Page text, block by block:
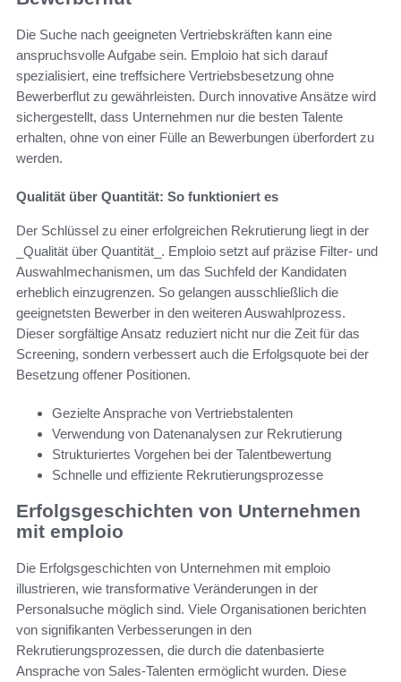
Die Suche nach geeigneten Vertriebskräften kann eine
anspruchsvolle Aufgabe sein. Emploio hat sich darauf
spezialisiert, eine treffsichere Vertriebsbesetzung ohne
Bewerberflut zu gewährleisten. Durch innovative Ansätze wird
sichergestellt, dass Unternehmen nur die besten Talente
erhalten, ohne von einer Fülle an Bewerbungen überfordert zu
werden.
Qualität über Quantität: So funktioniert es
Der Schlüssel zu einer erfolgreichen Rekrutierung liegt in der
_Qualität über Quantität_. Emploio setzt auf präzise Filter- und
Auswahlmechanismen, um das Suchfeld der Kandidaten
erheblich einzugrenzen. So gelangen ausschließlich die
geeignetsten Bewerber in den weiteren Auswahlprozess.
Dieser sorgfältige Ansatz reduziert nicht nur die Zeit für das
Screening, sondern verbessert auch die Erfolgsquote bei der
Besetzung offener Positionen.
Gezielte Ansprache von Vertriebstalenten
Verwendung von Datenanalysen zur Rekrutierung
Strukturiertes Vorgehen bei der Talentbewertung
Schnelle und effiziente Rekrutierungsprozesse
Erfolgsgeschichten von Unternehmen
mit emploio
Die Erfolgsgeschichten von Unternehmen mit emploio
illustrieren, wie transformative Veränderungen in der
Personalsuche möglich sind. Viele Organisationen berichten
von signifikanten Verbesserungen in den
Rekrutierungsprozessen, die durch die datenbasierte
Ansprache von Sales-Talenten ermöglicht wurden. Diese